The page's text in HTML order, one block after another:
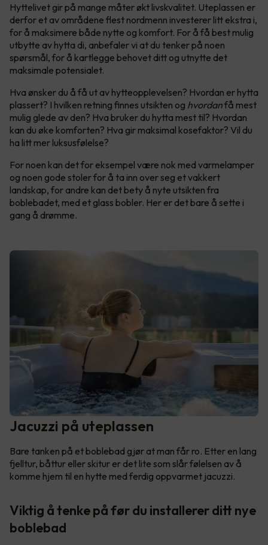
Hyttelivet gir på mange måter økt livskvalitet. Uteplassen er
derfor et av områdene flest nordmenn investerer litt ekstra i,
for å maksimere både nytte og komfort. For å få best mulig
utbytte av hytta di, anbefaler vi at du tenker på noen
spørsmål, for å kartlegge behovet ditt og utnytte det
maksimale potensialet.
Hva ønsker du å få ut av hytteopplevelsen? Hvordan er hytta
plassert? I hvilken retning finnes utsikten og hvordanfå mest
mulig glede av den? Hva bruker du hytta mest til? Hvordan
kan du øke komforten? Hva gir maksimal kosefaktor? Vil du
ha litt mer luksusfølelse?
For noen kan det for eksempel være nok med varmelamper
og noen gode stoler for å ta inn over seg et vakkert
landskap, for andre kan det bety å nyte utsikten fra
boblebadet, med et glass bobler. Her er det bare å sette i
gang å drømme.
Jacuzzi på uteplassen
Bare tanken på et boblebad gjør at man får ro. Etter en lang
fjelltur, båttur eller skitur er det lite som slår følelsen av å
komme hjem til en hytte med ferdig oppvarmet jacuzzi.
Viktig å tenke på før du installerer ditt nye
boblebad